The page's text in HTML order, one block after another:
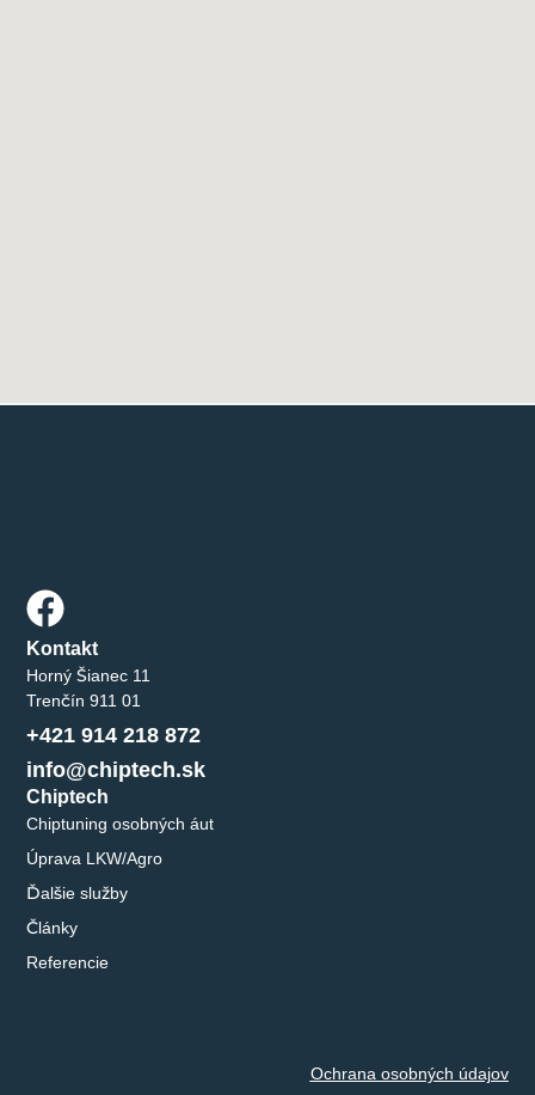
Chiptech
Chiptuning osobných áut
Úprava LKW/Agro
Ďalšie služby
Články
Referencie
Kontakt
Horný Šianec 11
Trenčín 911 01
+421 914 218 872
info@chiptech.sk
Ochrana osobných údajov